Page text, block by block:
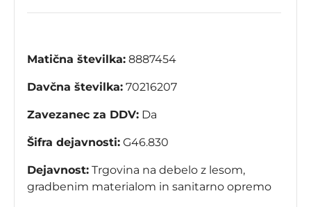
Matična številka: 8887454
Davčna številka: 70216207
Zavezanec za DDV: Da
Šifra dejavnosti: G46.830
Dejavnost: Trgovina na debelo z lesom,
gradbenim materialom in sanitarno opremo